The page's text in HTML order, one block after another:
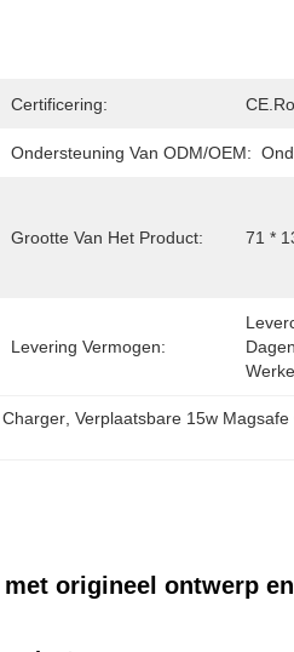
Certificering:
Ondersteuning Van ODM/OEM:
Grootte Van Het Product: 71 *
Levering Vermogen:
, Verplaatsbare 15w
origineel ontwerp